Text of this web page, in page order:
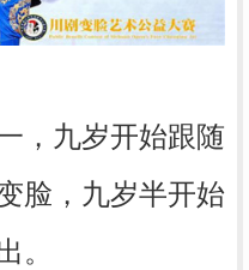
，九岁开始跟随
脸，九岁半开始
。